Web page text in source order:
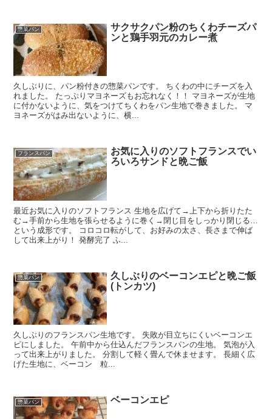
惣菜パン
サクサクパン粉のちくわチーズパ
ンと鶏手羽元のカレー煮
久しぶりに、パン粉付きの惣菜パンです。 ちくわの中にチーズを入
れました。 たっぷりマヨネーズもお忘れなく！！ マヨネーズが生地
に付かないように、気をつけてちくわをパン生地で巻きました。 マ
ヨネーズがはみ出ないように、横...
フランスパン
お気に入りのソフトフランスでい
ろいろサンドと晩ご飯
最近お気に入りのソフトフランス 生地を広げて→上下から折りたた
む→手前から生地を張らせるように巻く→閉じ目をしっかり閉じる…
という成形です。 コロコロ転がして、お好みの太さ、長さまで伸ば
して出来上がり！ 発酵完了 ふ...
惣菜パン
久しぶりのベーコンエピと晩ご飯
(トンカツ)
久しぶりのフランスパン生地です。 失敗が目立ちにくいベーコンエ
ピにしました。 午前中から仕込んだフランスパンの生地。 気泡が入
って出来上がりました。 分割して軽く畳んで休ませます。 長細く広
げた生地に、ベーコン 粒...
惣菜パン ベーコンエピ